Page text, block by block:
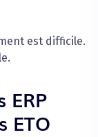
est difficile.
ERP
ETO